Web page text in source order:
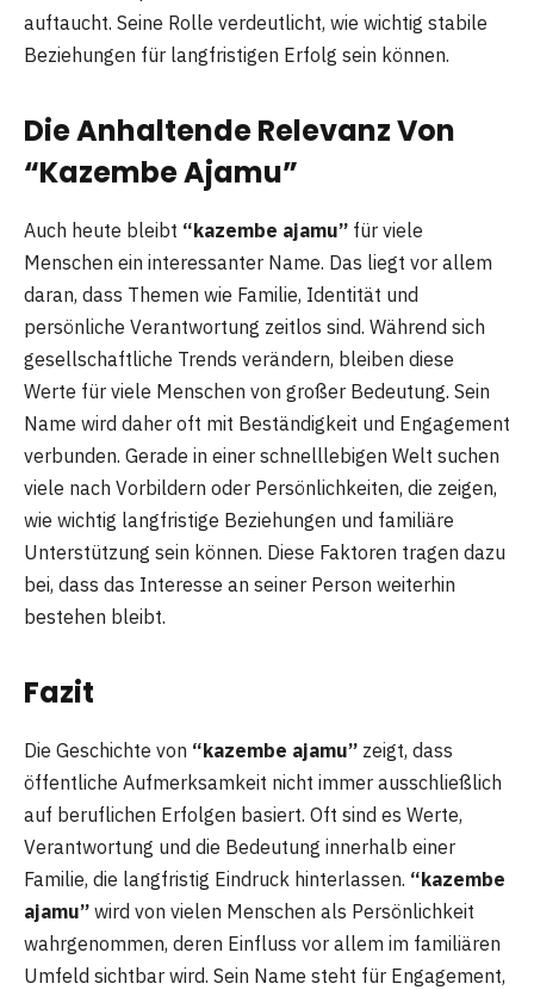
auftaucht. Seine Rolle verdeutlicht, wie wichtig stabile
Beziehungen für langfristigen Erfolg sein können.
Die Anhaltende Relevanz Von
“Kazembe Ajamu”
Auch heute bleibt “kazembe ajamu” für viele
Menschen ein interessanter Name. Das liegt vor allem
daran, dass Themen wie Familie, Identität und
persönliche Verantwortung zeitlos sind. Während sich
gesellschaftliche Trends verändern, bleiben diese
Werte für viele Menschen von großer Bedeutung. Sein
Name wird daher oft mit Beständigkeit und Engagement
verbunden. Gerade in einer schnelllebigen Welt suchen
viele nach Vorbildern oder Persönlichkeiten, die zeigen,
wie wichtig langfristige Beziehungen und familiäre
Unterstützung sein können. Diese Faktoren tragen dazu
bei, dass das Interesse an seiner Person weiterhin
bestehen bleibt.
Fazit
Die Geschichte von “kazembe ajamu” zeigt, dass
öffentliche Aufmerksamkeit nicht immer ausschließlich
auf beruflichen Erfolgen basiert. Oft sind es Werte,
Verantwortung und die Bedeutung innerhalb einer
Familie, die langfristig Eindruck hinterlassen. “kazembe
ajamu” wird von vielen Menschen als Persönlichkeit
wahrgenommen, deren Einfluss vor allem im familiären
Umfeld sichtbar wird. Sein Name steht für Engagement,